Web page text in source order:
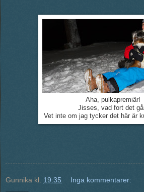
Aha, pulkapremiär!
Jisses, vad fort det
Vet inte om jag tycker det här är
Gunnika kl. 19:35 Inga kommentarer: